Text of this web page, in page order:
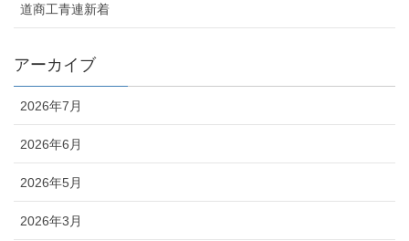
道商工青連新着
アーカイブ
2026年7月
2026年6月
2026年5月
2026年3月